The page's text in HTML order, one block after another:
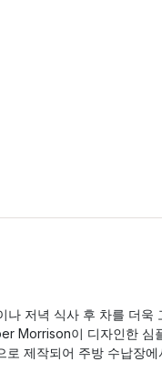
저녁 식사 후 차를 더욱
Morrison이 디자인한 심
로 제작되어 주방 수납장에